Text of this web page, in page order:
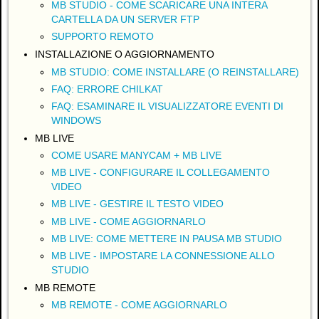
MB STUDIO - COME SCARICARE UNA INTERA
CARTELLA DA UN SERVER FTP
SUPPORTO REMOTO
INSTALLAZIONE O AGGIORNAMENTO
MB STUDIO: COME INSTALLARE (O REINSTALLARE)
FAQ: ERRORE CHILKAT
FAQ: ESAMINARE IL VISUALIZZATORE EVENTI DI
WINDOWS
MB LIVE
COME USARE MANYCAM + MB LIVE
MB LIVE - CONFIGURARE IL COLLEGAMENTO
VIDEO
MB LIVE - GESTIRE IL TESTO VIDEO
MB LIVE - COME AGGIORNARLO
MB LIVE: COME METTERE IN PAUSA MB STUDIO
MB LIVE - IMPOSTARE LA CONNESSIONE ALLO
STUDIO
MB REMOTE
MB REMOTE - COME AGGIORNARLO